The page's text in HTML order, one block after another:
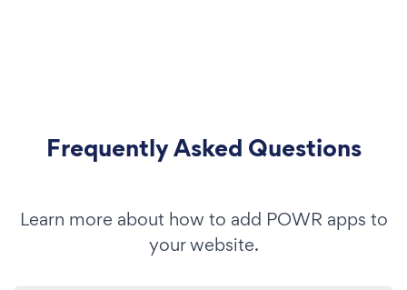
Frequently Asked Questions
Learn more about how to add POWR apps to
your website.